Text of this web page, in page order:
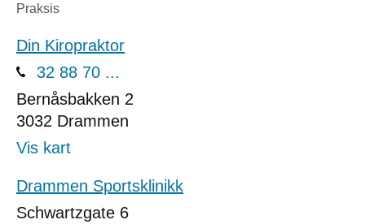
Praksis
Din Kiropraktor
32 88 70 ...
Bernåsbakken 2
3032 Drammen
Vis kart
Drammen Sportsklinikk
Schwartzgate 6